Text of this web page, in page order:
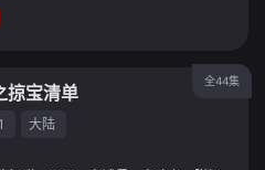
全44集
掠宝清单
大陆